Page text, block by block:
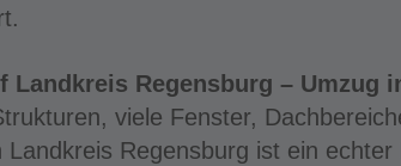
Landkreis Regensburg – Umzug
viele Fenster,
Landkreis Regensburg ist ein